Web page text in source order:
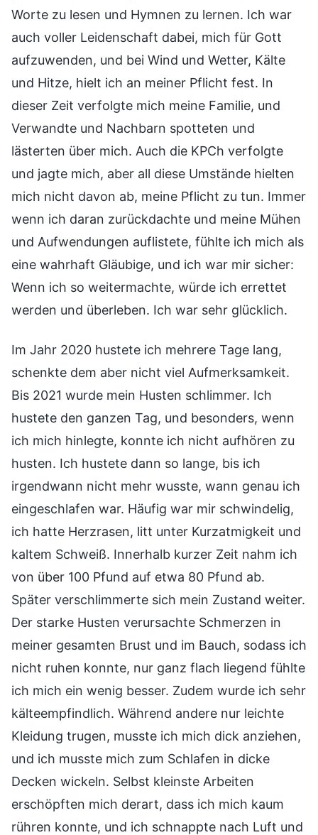
Worte zu lesen und Hymnen zu lernen. Ich war
auch voller Leidenschaft dabei, mich für Gott
aufzuwenden, und bei Wind und Wetter, Kälte
und Hitze, hielt ich an meiner Pflicht fest. In
dieser Zeit verfolgte mich meine Familie, und
Verwandte und Nachbarn spotteten und
lästerten über mich. Auch die KPCh verfolgte
und jagte mich, aber all diese Umstände hielten
mich nicht davon ab, meine Pflicht zu tun. Immer
wenn ich daran zurückdachte und meine Mühen
und Aufwendungen auflistete, fühlte ich mich als
eine wahrhaft Gläubige, und ich war mir sicher:
Wenn ich so weitermachte, würde ich errettet
werden und überleben. Ich war sehr glücklich.
Im Jahr 2020 hustete ich mehrere Tage lang,
schenkte dem aber nicht viel Aufmerksamkeit.
Bis 2021 wurde mein Husten schlimmer. Ich
hustete den ganzen Tag, und besonders, wenn
ich mich hinlegte, konnte ich nicht aufhören zu
husten. Ich hustete dann so lange, bis ich
irgendwann nicht mehr wusste, wann genau ich
eingeschlafen war. Häufig war mir schwindelig,
ich hatte Herzrasen, litt unter Kurzatmigkeit und
kaltem Schweiß. Innerhalb kurzer Zeit nahm ich
von über 100 Pfund auf etwa 80 Pfund ab.
Später verschlimmerte sich mein Zustand weiter.
Der starke Husten verursachte Schmerzen in
meiner gesamten Brust und im Bauch, sodass ich
nicht ruhen konnte, nur ganz flach liegend fühlte
ich mich ein wenig besser. Zudem wurde ich sehr
kälteempfindlich. Während andere nur leichte
Kleidung trugen, musste ich mich dick anziehen,
und ich musste mich zum Schlafen in dicke
Decken wickeln. Selbst kleinste Arbeiten
erschöpften mich derart, dass ich mich kaum
rühren konnte, und ich schnappte nach Luft und